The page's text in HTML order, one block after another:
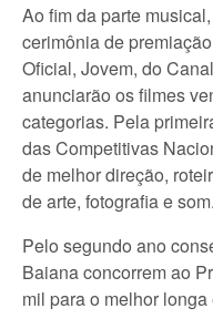
Ao fim da parte
cerimônia de
Oficial, Jovem, do
anunciarão os filmes
categorias. Pela
das Competitivas
de melhor direção,
de arte, fotografia e som.
Pelo segundo ano
Baiana concorrem ao
mil para o melhor